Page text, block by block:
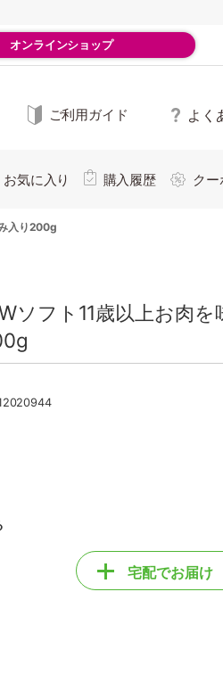
オンラインショップ
ご利用ガイド よく
お気に入り 購入履歴 クー
入り200g
フト11歳以上お肉を
宅配でお届け